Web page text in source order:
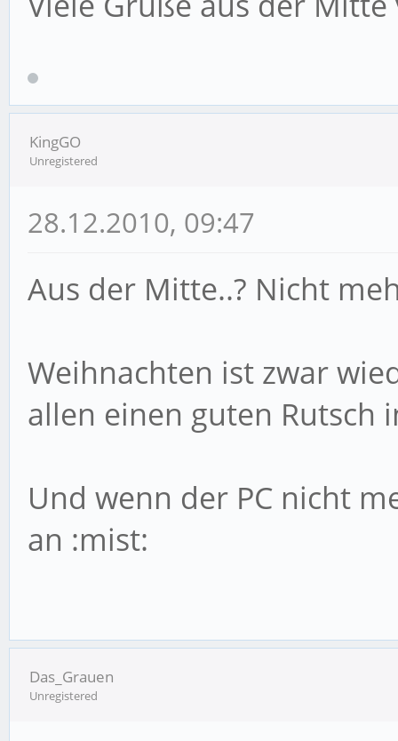
KingGO
Unregistered
28.12.2010, 09:47
Aus der Mitte..? Nicht
Weihnachten ist zwar
allen einen guten Rutsch
Und wenn der PC nicht
an :mist:
Das_Grauen
Unregistered